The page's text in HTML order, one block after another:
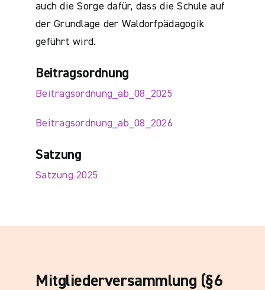
auch die Sorge dafür, dass die Schule auf
der Grundlage der Waldorfpädagogik
geführt wird.
Beitragsordnung
Beitragsordnung_ab_08_2025
Beitragsordnung_ab_08_2026
Satzung
Satzung 2025
Mitgliederversammlung (§6